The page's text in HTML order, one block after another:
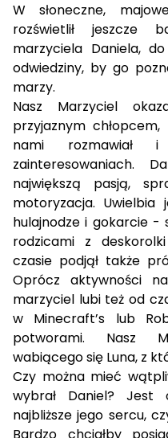
W słoneczne,
rozświetlił jeszcze
marzyciela Daniela,
odwiedziny, by go
marzy.
Nasz Marzyciel
przyjaznym
nami rozmawiał
największą pasją,
motoryzacja. Uwielbia
hulajnodze i gokarcie -
rodzicami z
czasie podjął także
Oprócz aktywności
marzyciel lubi też od
w Minecraft’s lub
potworami. Nasz
wabiącego się Luna, z
Czy można mieć
wybrał Daniel?
najbliższe jego sercu,